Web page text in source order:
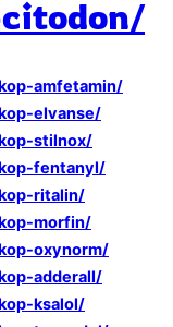
amfetamin/
elvanse/
stilnox/
fentanyl/
ritalin/
morfin/
oxynorm/
adderall/
ksalol/